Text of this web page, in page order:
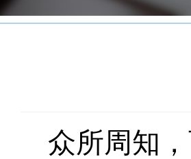
众所周知